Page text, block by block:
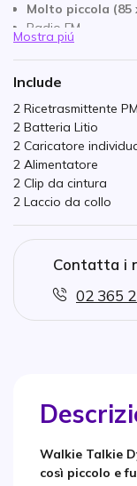
Molto piccola
Radio FM
Pulsante di
Torcia elettrica
Blocco tasti
Timer di
Presa auricolare
Perfetto per
Colori disponibili:
Mostra piú
Include
2 Ricetrasmittente
2 Batteria Litio
2 Caricatore
2 Alimentatore
2 Clip da cintura
2 Laccio da collo
Contatta i
02 365
Walkie Talkie
così piccolo e